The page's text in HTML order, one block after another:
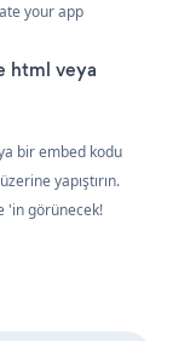
your app
html veya
bir embed kodu
yapıştırın.
'in görünecek!